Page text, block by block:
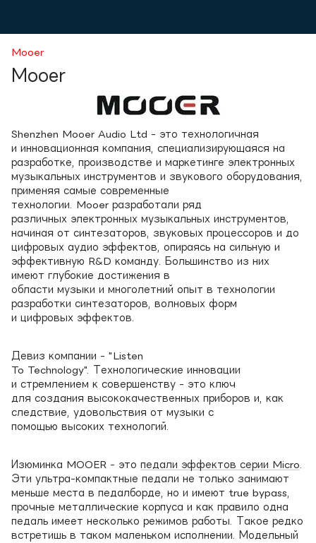
Mooer
Mooer
Shenzhen Mooer Audio Ltd - это технологичная
и инновационная компания, специализирующаяся на
разработке, производстве и маркетинге электронных
музыкальных инструментов и звукового оборудования,
применяя самые современные
технологии. Mooer разработали ряд
различных электронных музыкальных инструментов,
начиная от синтезаторов, звуковых процессоров и до
цифровых аудио эффектов, опираясь на сильную и
эффективную R&D команду. Большинство из них
имеют глубокие достижения в
области музыки и многолетний опыт в технологии
разработки синтезаторов, волновых форм
и цифровых эффектов.
Девиз компании - "Listen
To Technology". Технологические инновации
и стремлением к совершенству - это ключ
для создания высококачественных приборов и, как
следствие, удовольствия от музыки с
помощью высоких технологий.
Изюминка MOOER - это педали эффектов серии Micro
Эти ультра-компактные педали не только занимают
меньше места в педалборде, но и имеют true bypass,
прочные металлические корпуса и как правило одна
педаль имеет несколько режимов работы. Такое редко
встретишь в таком маленьком исполнении. Модельный